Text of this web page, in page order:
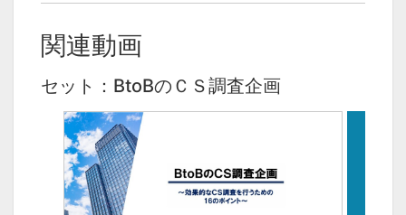
関連動画
セット：BtoBのＣＳ調査企画